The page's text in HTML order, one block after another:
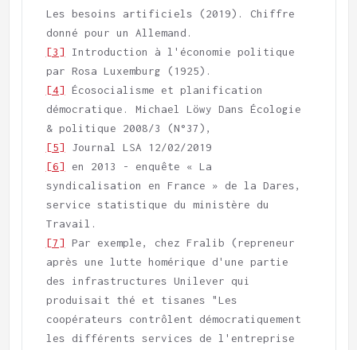
Les besoins artificiels (2019). Chiffre
[3] Introduction à l'économie politique
[4] Écosocialisme et planification
démocratique. Michael Löwy Dans Écologie
[5]
[6] en 2013 - enquête « La
syndicalisation en France » de la Dares,
service statistique du ministère du
[7] Par exemple, chez Fralib (repreneur
après une lutte homérique d'une partie
des infrastructures Unilever qui
produisait thé et tisanes "Les
coopérateurs contrôlent démocratiquement
les différents services de l'entreprise